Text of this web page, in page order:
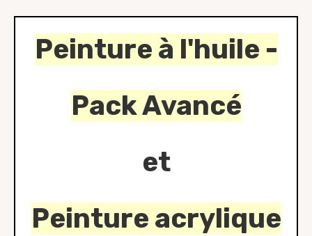
Peinture à l'huile -
Pack Avancé
et
Peinture acrylique